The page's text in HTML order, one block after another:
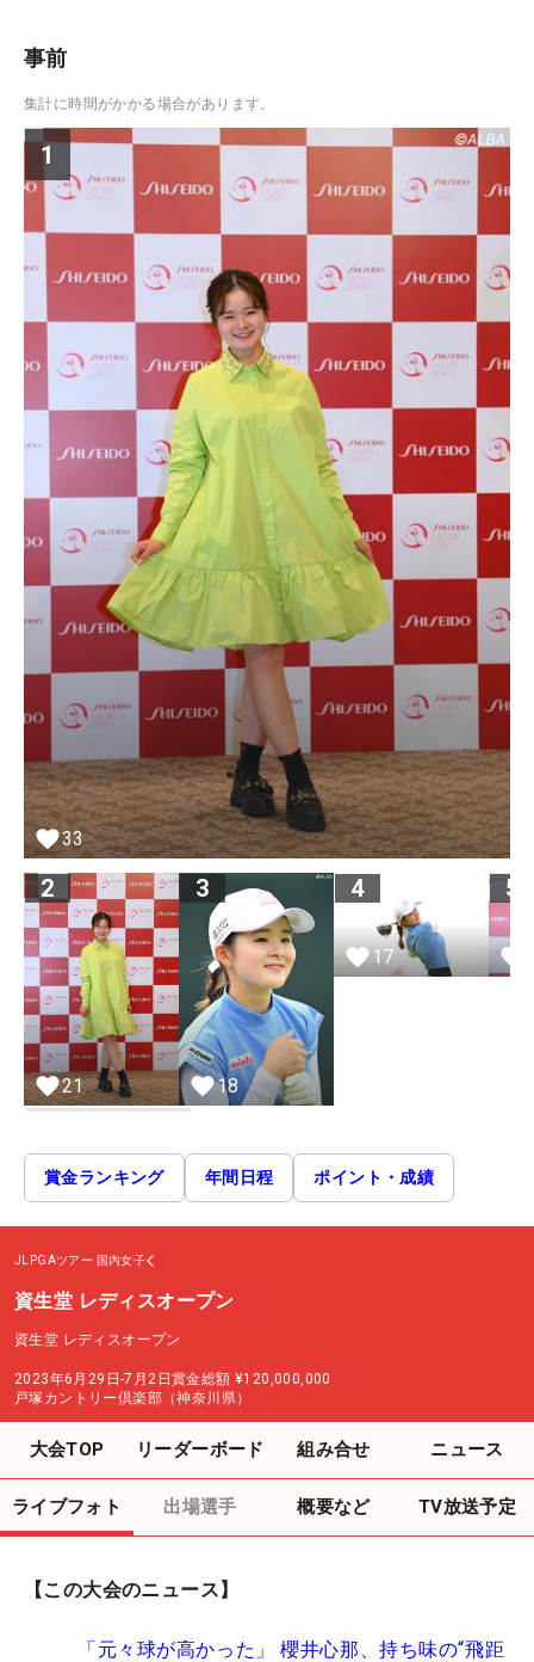
事前
集計に時間がかかる場合があります。
1
33
2
21
3
18
4
17
5
賞金ランキング 年間日程 ポイント・成績
JLPGAツアー 国内女子
資生堂 レディスオープン
資生堂 レディスオープン
2023年6月29日-7月2日賞金総額 ¥120,000,000
戸塚カントリー倶楽部（神奈川県）
大会TOP リーダーボード 組み合せ ニュース
ライブフォト 出場選手 概要など TV放送予定
【この大会のニュース】
「元々球が高かった」 櫻井心那、持ち味の“飛距